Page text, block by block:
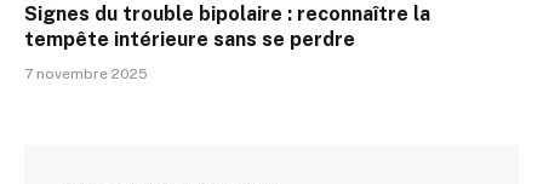
Signes du trouble bipolaire : reconnaître la
tempête intérieure sans se perdre
7 novembre 2025